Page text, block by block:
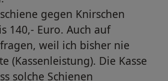
gegen Knirschen
140,- Euro. Auch auf
weil ich bisher nie
(Kassenleistung). Die Kasse
solche Schienen